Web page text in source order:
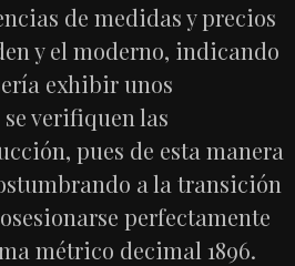
de medidas y precios
y el moderno, indicando
exhibir unos
verifiquen las
pues de esta manera
a la transición
perfectamente
métrico decimal 1896.